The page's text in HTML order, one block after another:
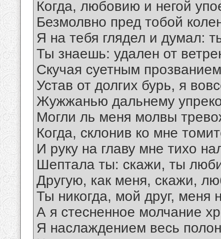
Когда, любовию и негой
Безмолвно пред тобой
Я на тебя глядел и думал:
Ты знаешь: удален от
Скучая суетным
Устав от долгих бурь, я
Жужжанью дальнему
Могли ль меня молвы
Когда, склонив ко мне
И руку на главу мне тихо
Шептала ты: скажи, ты
Другую, как меня, скажи,
Ты никогда, мой друг, меня
А я стесненное молчание
Я наслаждением весь